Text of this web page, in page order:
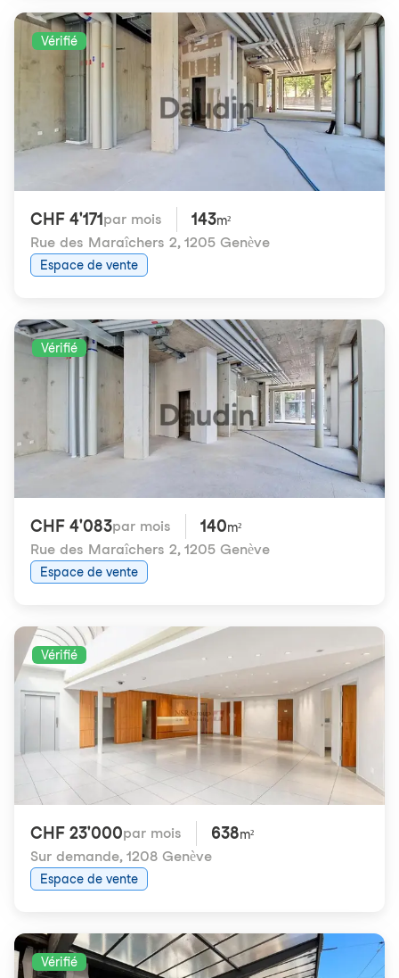
Vérifié
CHF 4'171 par mois 143m²
Rue des Maraîchers 2, 1205 Genève
Espace de vente
Vérifié
CHF 4'083par mois 140m²
Rue des Maraîchers 2, 1205 Genève
Espace de vente
Vérifié
CHF 23'000par mois 638m²
Sur demande, 1208 Genève
Espace de vente
Vérifié